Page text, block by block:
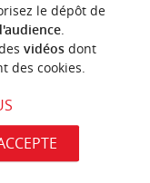
le dépôt de
.
vidéosdont
des cookies.